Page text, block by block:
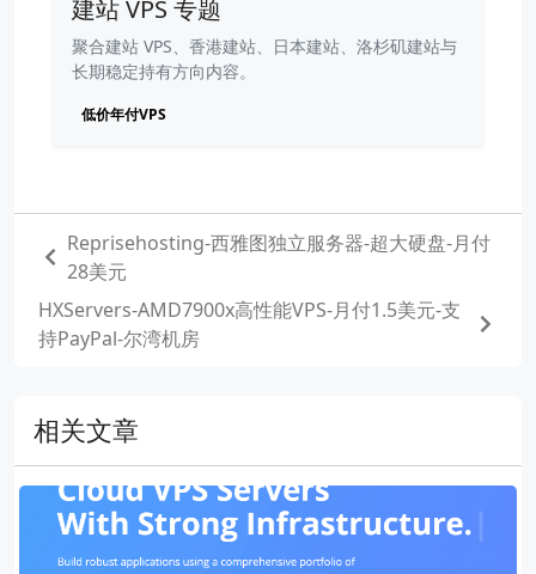
建站 VPS 专题
聚合建站 VPS、香港建站、日本建站、洛杉矶建站与
长期稳定持有方向内容。
低价年付VPS
Reprisehosting-西雅图独立服务器-超大硬盘-月付
28美元
HXServers-AMD7900x高性能VPS-月付1.5美元-支
持PayPal-尔湾机房
相关文章